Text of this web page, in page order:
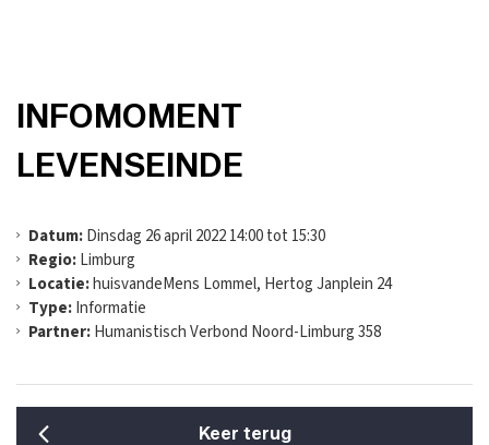
INFOMOMENT
LEVENSEINDE
Datum:Dinsdag 26 april 2022 14:00 tot 15:30
Regio:Limburg
Locatie:huisvandeMens Lommel, Hertog Janplein 24
Type:Informatie
Partner:Humanistisch Verbond Noord-Limburg 358
Keer terug